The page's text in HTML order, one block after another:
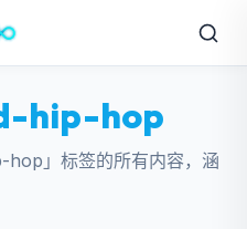
hip-hop
」标签的所有内容，涵